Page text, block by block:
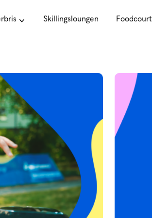
Skillingsloungen Foodcourt